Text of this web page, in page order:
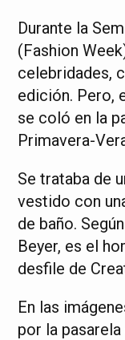
Durante la
(Fashion
celebridades,
edición. Pero,
se coló en la
Primavera-
Se trataba de
vestido con
de baño.
Beyer, es el
desfile de
En las
por la